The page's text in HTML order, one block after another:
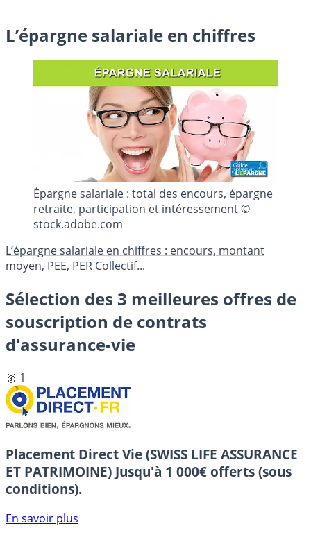
L’épargne salariale en chiffres
Épargne salariale : total des encours, épargne
retraite, participation et intéressement ©
stock.adobe.com
L’épargne salariale en chiffres : encours, montant
moyen, PEE, PER Collectif...
Sélection des 3 meilleures offres de
souscription de contrats
d'assurance-vie
🥇 1
Placement Direct Vie (SWISS LIFE ASSURANCE
ET PATRIMOINE) Jusqu'à 1 000€ offerts (sous
conditions).
En savoir plus